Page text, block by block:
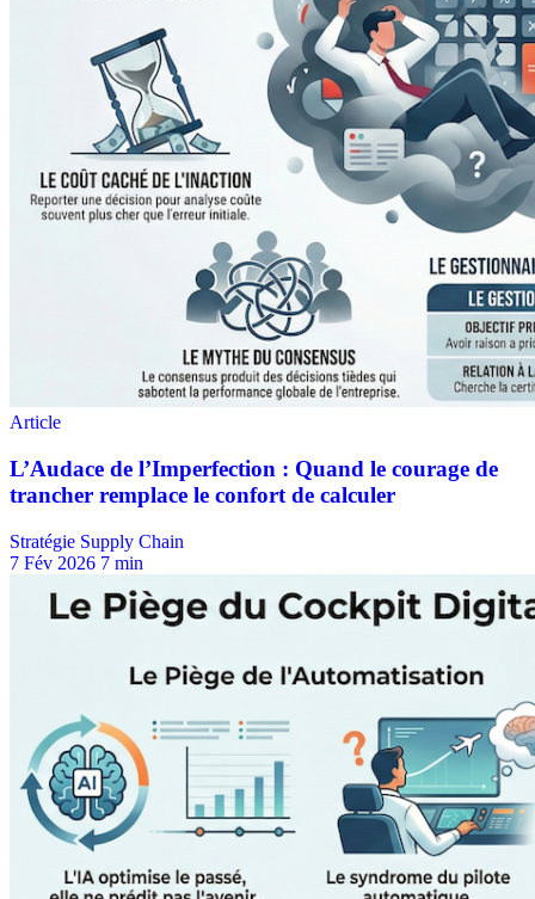
Stratégie Supply Chain
7 Fév 2026 7 min